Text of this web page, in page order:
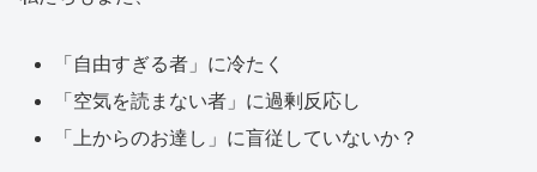
「自由すぎる者」に冷たく
「空気を読まない者」に過剰反応し
「上からのお達し」に盲従していないか？